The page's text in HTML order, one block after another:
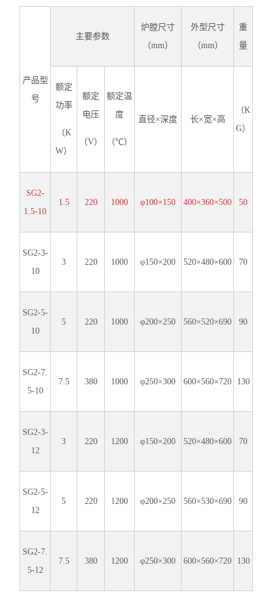
产品型
号
主要参数
炉膛尺寸
（mm）
外型尺寸
（mm）
重
量
额定
功率
（K
W）
额定
电压
（V）
额定温
度
（℃）
直径×深度 长×宽×高
（K
G）
SG2-
1.5-10
1.5 220 1000 φ100×150 400×360×500 50
SG2-3-
10
3 220 1000 φ150×200 520×480×600 70
SG2-5-
10
5 220 1000 φ200×250 560×520×690 90
SG2-7.
5-10
7.5 380 1000 φ250×300 600×560×720 130
SG2-3-
12
3 220 1200 φ150×200 520×480×600 70
SG2-5-
12
5 220 1200 φ200×250 560×530×690 90
SG2-7.
5-12
7.5 380 1200 φ250×300 600×560×720 130